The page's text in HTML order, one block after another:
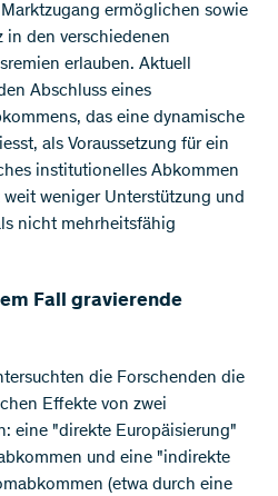
ermöglichen sowie
in den verschiedenen
erlauben. Aktuell
Abschluss eines
das eine dynamische
als Voraussetzung für ein
institutionelles Abkommen
weniger Unterstützung und
nicht mehrheitsfähig
Fall gravierende
die Forschenden die
Effekte von zwei
eine "direkte Europäisierung"
und eine "indirekte
(etwa durch eine